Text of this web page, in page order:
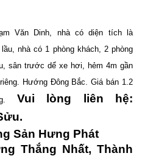
Văn Dinh, nhà có diện tích là
nhà có 1 phòng khách, 2 phòng
sân trước dể xe hơi, hẻm 4m gần
Hướng Đông Bắc. Giá bán 1.2
Vui lòng liên hệ:
Sản Hưng Phát
Thắng Nhất, Thành